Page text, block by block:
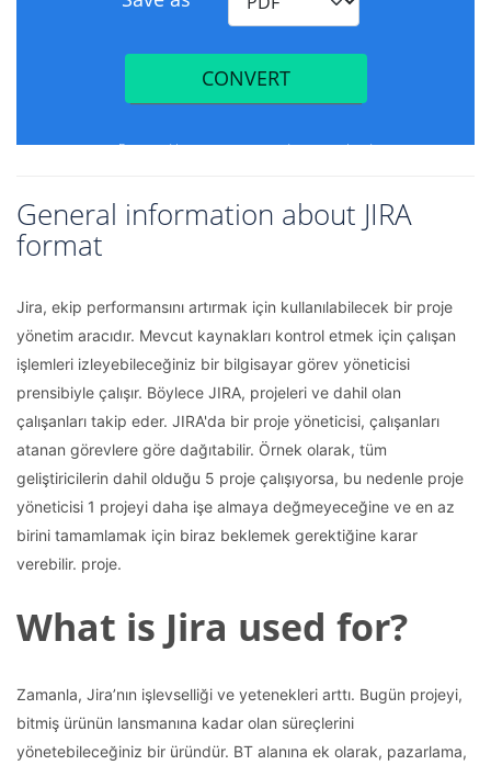
General information about JIRA
format
Jira, ekip performansını artırmak için kullanılabilecek bir proje
yönetim aracıdır. Mevcut kaynakları kontrol etmek için çalışan
işlemleri izleyebileceğiniz bir bilgisayar görev yöneticisi
prensibiyle çalışır. Böylece JIRA, projeleri ve dahil olan
çalışanları takip eder. JIRA'da bir proje yöneticisi, çalışanları
atanan görevlere göre dağıtabilir. Örnek olarak, tüm
geliştiricilerin dahil olduğu 5 proje çalışıyorsa, bu nedenle proje
yöneticisi 1 projeyi daha işe almaya değmeyeceğine ve en az
birini tamamlamak için biraz beklemek gerektiğine karar
verebilir. proje.
What is Jira used for?
Zamanla, Jira’nın işlevselliği ve yetenekleri arttı. Bugün projeyi,
bitmiş ürünün lansmanına kadar olan süreçlerini
yönetebileceğiniz bir üründür. BT alanına ek olarak, pazarlama,